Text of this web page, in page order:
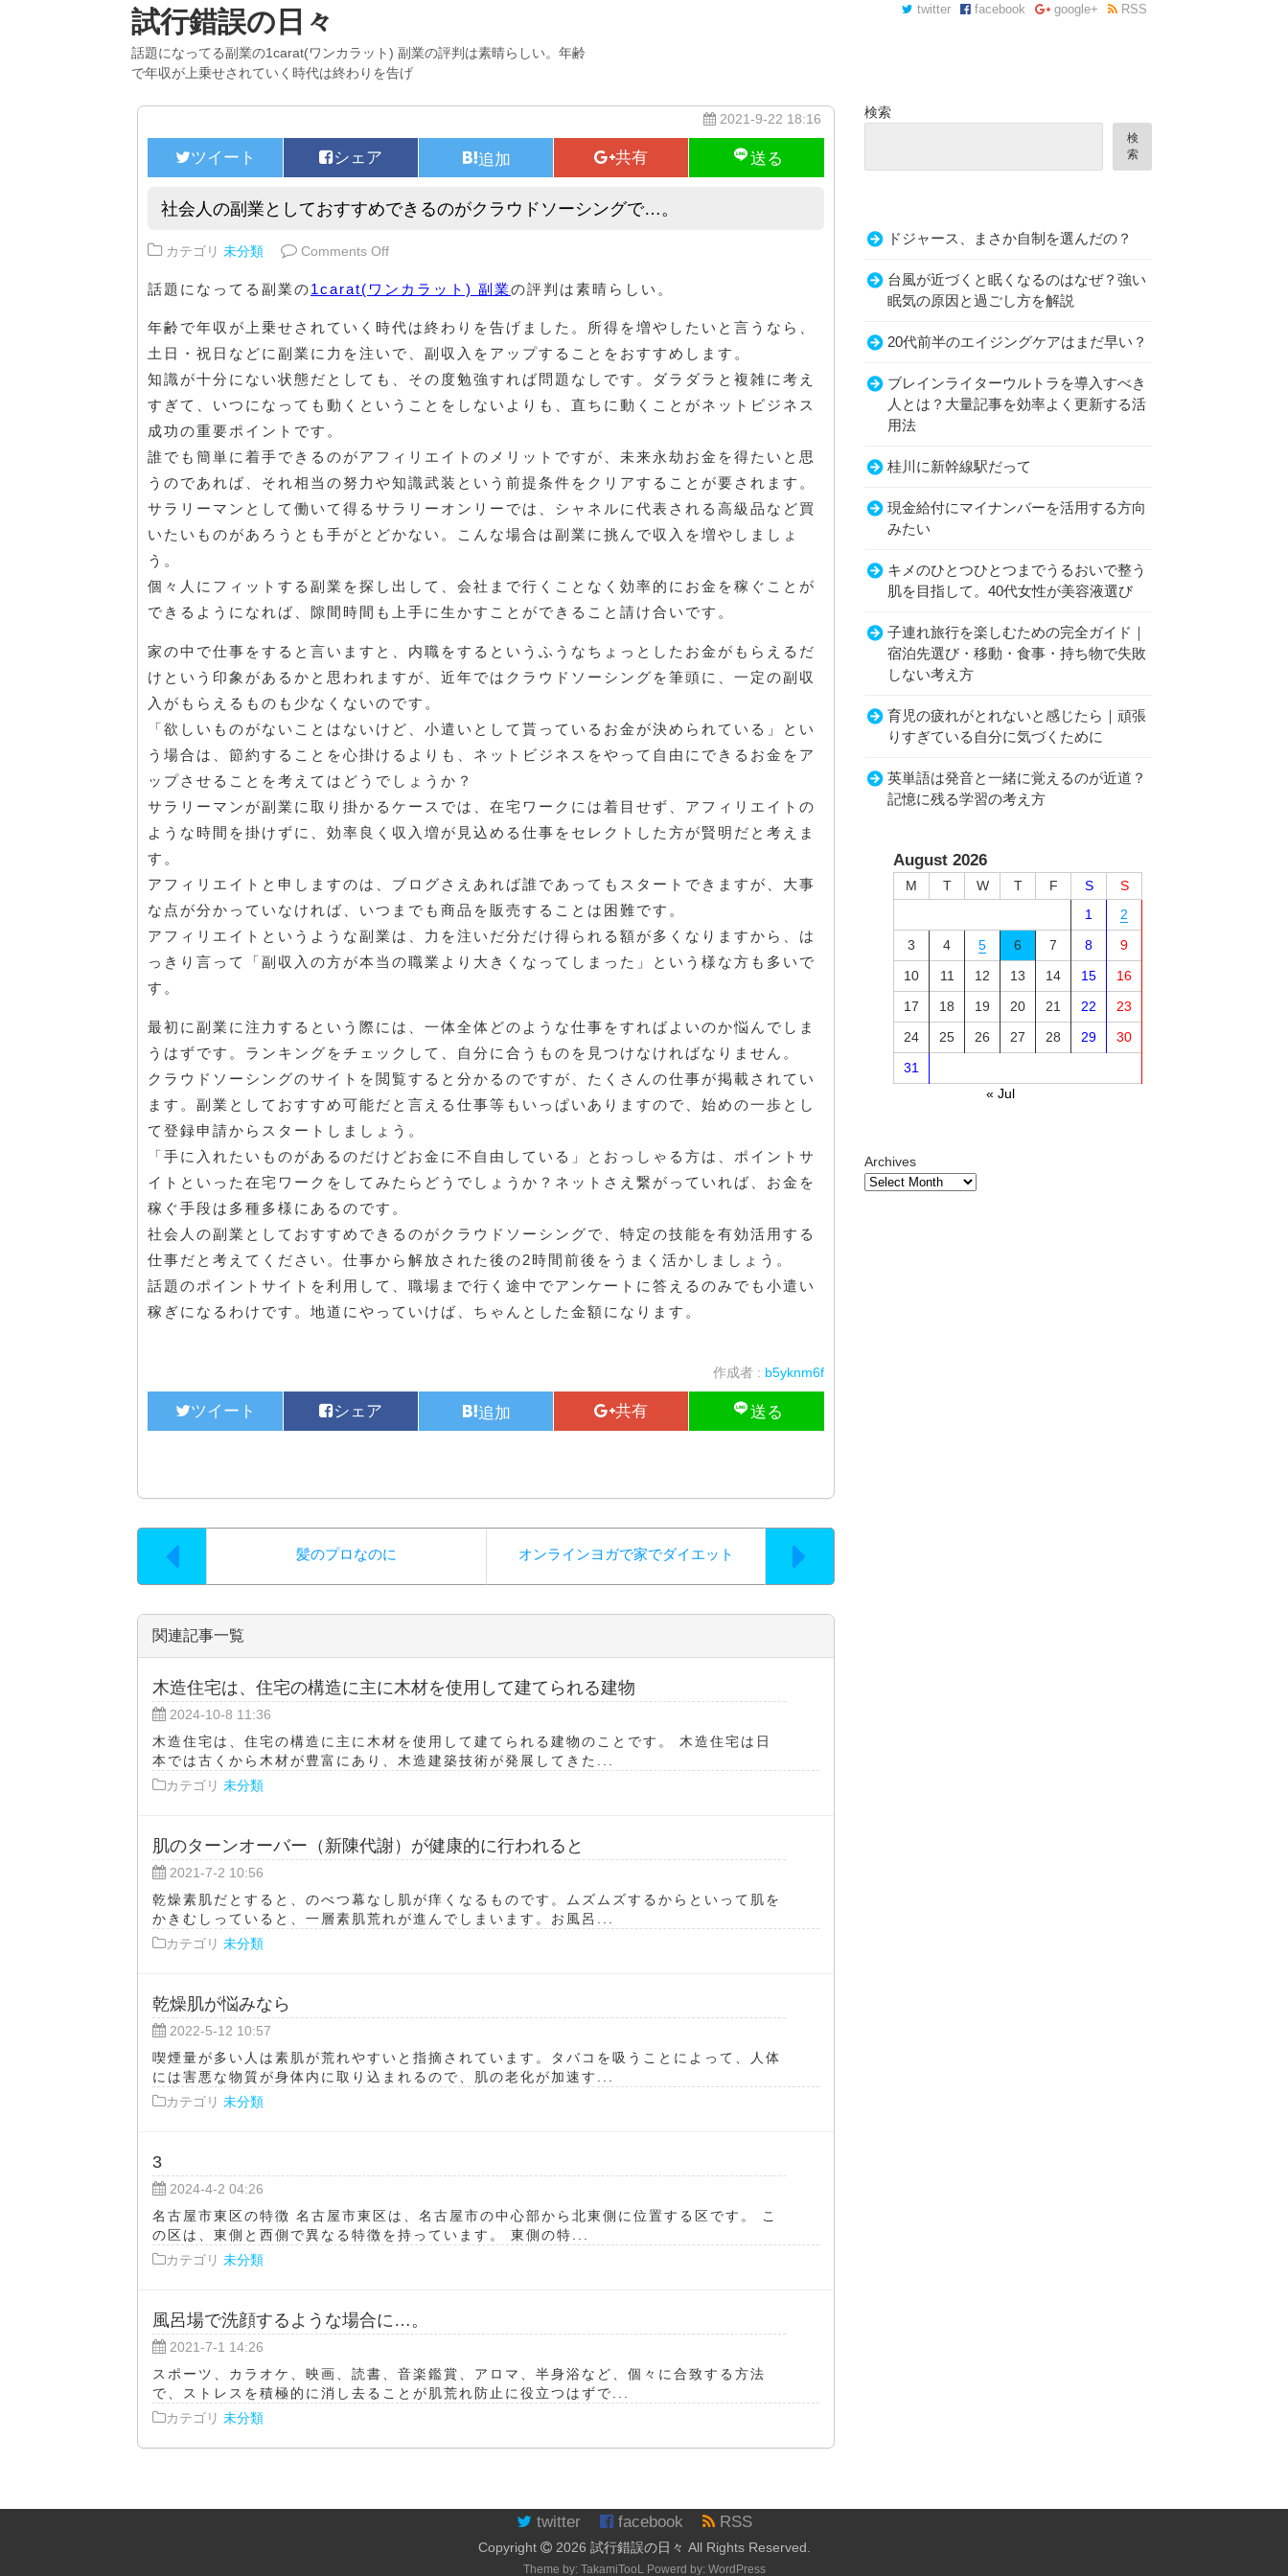
試行錯誤の日々
話題になってる副業の1carat(ワンカラット) 副業の評判は素晴らしい。年齢
で年収が上乗せされていく時代は終わりを告げ
twitter facebook google+ RSS
2021-9-22 18:16
社会人の副業としておすすめできるのがクラウドソーシングで…。
カテゴリ 未分類 Comments Offon 社会人の副業としておすすめできるのがクラウドソーシングで…。
話題になってる副業の1carat(ワンカラット) 副業の評判は素晴らしい。
年齢で年収が上乗せされていく時代は終わりを告げました。所得を増やしたいと言うなら、
土日・祝日などに副業に力を注いで、副収入をアップすることをおすすめします。
知識が十分にない状態だとしても、その度勉強すれば問題なしです。ダラダラと複雑に考え
すぎて、いつになっても動くということをしないよりも、直ちに動くことがネットビジネス
成功の重要ポイントです。
誰でも簡単に着手できるのがアフィリエイトのメリットですが、未来永劫お金を得たいと思
うのであれば、それ相当の努力や知識武装という前提条件をクリアすることが要されます。
サラリーマンとして働いて得るサラリーオンリーでは、シャネルに代表される高級品など買
いたいものがあろうとも手がとどかない。こんな場合は副業に挑んで収入を増やしましょ
う。
個々人にフィットする副業を探し出して、会社まで行くことなく効率的にお金を稼ぐことが
できるようになれば、隙間時間も上手に生かすことができること請け合いです。
家の中で仕事をすると言いますと、内職をするというふうなちょっとしたお金がもらえるだ
けという印象があるかと思われますが、近年ではクラウドソーシングを筆頭に、一定の副収
入がもらえるものも少なくないのです。
「欲しいものがないことはないけど、小遣いとして貰っているお金が決められている」とい
う場合は、節約することを心掛けるよりも、ネットビジネスをやって自由にできるお金をア
ップさせることを考えてはどうでしょうか？
サラリーマンが副業に取り掛かるケースでは、在宅ワークには着目せず、アフィリエイトの
ような時間を掛けずに、効率良く収入増が見込める仕事をセレクトした方が賢明だと考えま
す。
アフィリエイトと申しますのは、ブログさえあれば誰であってもスタートできますが、大事
な点が分かっていなければ、いつまでも商品を販売することは困難です。
アフィリエイトというような副業は、力を注いだ分だけ得られる額が多くなりますから、は
っきり言って「副収入の方が本当の職業より大きくなってしまった」という様な方も多いで
す。
最初に副業に注力するという際には、一体全体どのような仕事をすればよいのか悩んでしま
うはずです。ランキングをチェックして、自分に合うものを見つけなければなりません。
クラウドソーシングのサイトを閲覧すると分かるのですが、たくさんの仕事が掲載されてい
ます。副業としておすすめ可能だと言える仕事等もいっぱいありますので、始めの一歩とし
て登録申請からスタートしましょう。
「手に入れたいものがあるのだけどお金に不自由している」とおっしゃる方は、ポイントサ
イトといった在宅ワークをしてみたらどうでしょうか？ネットさえ繋がっていれば、お金を
稼ぐ手段は多種多様にあるのです。
社会人の副業としておすすめできるのがクラウドソーシングで、特定の技能を有効活用する
仕事だと考えてください。仕事から解放された後の2時間前後をうまく活かしましょう。
話題のポイントサイトを利用して、職場まで行く途中でアンケートに答えるのみでも小遣い
稼ぎになるわけです。地道にやっていけば、ちゃんとした金額になります。
作成者 : b5yknm6f
髪のプロなのに オンラインヨガで家でダイエット
関連記事一覧
木造住宅は、住宅の構造に主に木材を使用して建てられる建物
2024-10-8 11:36
木造住宅は、住宅の構造に主に木材を使用して建てられる建物のことです。 木造住宅は日
本では古くから木材が豊富にあり、木造建築技術が発展してきた...
カテゴリ 未分類
肌のターンオーバー（新陳代謝）が健康的に行われると
2021-7-2 10:56
乾燥素肌だとすると、のべつ幕なし肌が痒くなるものです。ムズムズするからといって肌を
かきむしっていると、一層素肌荒れが進んでしまいます。お風呂...
カテゴリ 未分類
乾燥肌が悩みなら
2022-5-12 10:57
喫煙量が多い人は素肌が荒れやすいと指摘されています。タバコを吸うことによって、人体
には害悪な物質が身体内に取り込まれるので、肌の老化が加速す...
カテゴリ 未分類
3
2024-4-2 04:26
名古屋市東区の特徴 名古屋市東区は、名古屋市の中心部から北東側に位置する区です。 こ
の区は、東側と西側で異なる特徴を持っています。 東側の特...
カテゴリ 未分類
風呂場で洗顔するような場合に…。
2021-7-1 14:26
スポーツ、カラオケ、映画、読書、音楽鑑賞、アロマ、半身浴など、個々に合致する方法
で、ストレスを積極的に消し去ることが肌荒れ防止に役立つはずで...
カテゴリ 未分類
検索
検
索
ドジャース、まさか自制を選んだの？
台風が近づくと眠くなるのはなぜ？強い
眠気の原因と過ごし方を解説
20代前半のエイジングケアはまだ早い？
ブレインライターウルトラを導入すべき
人とは？大量記事を効率よく更新する活
用法
桂川に新幹線駅だって
現金給付にマイナンバーを活用する方向
みたい
キメのひとつひとつまでうるおいで整う
肌を目指して。40代女性が美容液選び
子連れ旅行を楽しむための完全ガイド｜
宿泊先選び・移動・食事・持ち物で失敗
しない考え方
育児の疲れがとれないと感じたら｜頑張
りすぎている自分に気づくために
英単語は発音と一緒に覚えるのが近道？
記憶に残る学習の考え方
August 2026
M T W T F S
S
1
2
3
4 5 6 7 8
9
10
11 12 13 14 15
16
17
18 19 20 21 22
23
24
25 26 27 28 29
30
31
« Jul
Archives
twitter facebook RSS
Copyright 2026 試行錯誤の日々 All Rights Reserved.
Theme by: TakamiTooLPowerd by: WordPress